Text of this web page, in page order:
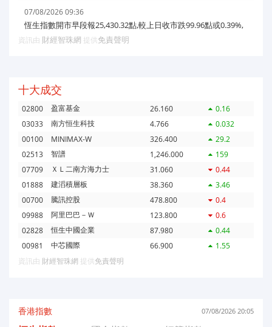
十大成交